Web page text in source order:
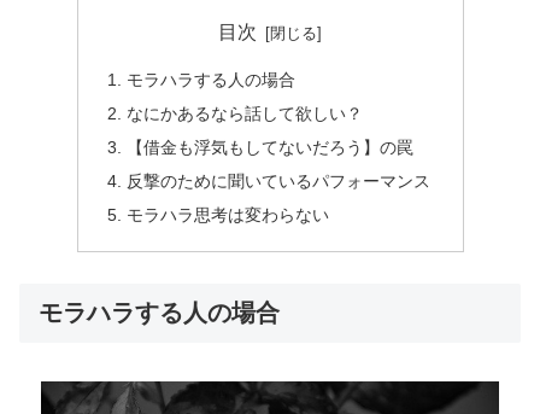
目次
モラハラする人の場合
なにかあるなら話して欲しい？
【借金も浮気もしてないだろう】の罠
反撃のために聞いているパフォーマンス
モラハラ思考は変わらない
モラハラする人の場合